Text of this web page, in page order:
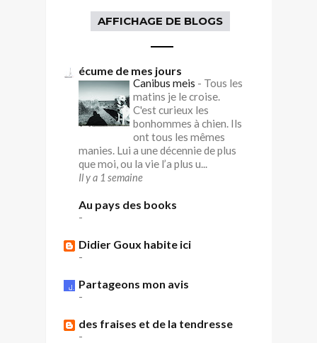
AFFICHAGE DE BLOGS
écume de mes jours
Canibus meis - Tous les
matins je le croise.
C'est curieux les
bonhommes à chien. Ils
ont tous les mêmes
manies. Lui a une décennie de plus
que moi, ou la vie l’a plus u...
Il y a 1 semaine
Au pays des books
-
Didier Goux habite ici
-
Partageons mon avis
-
des fraises et de la tendresse
-